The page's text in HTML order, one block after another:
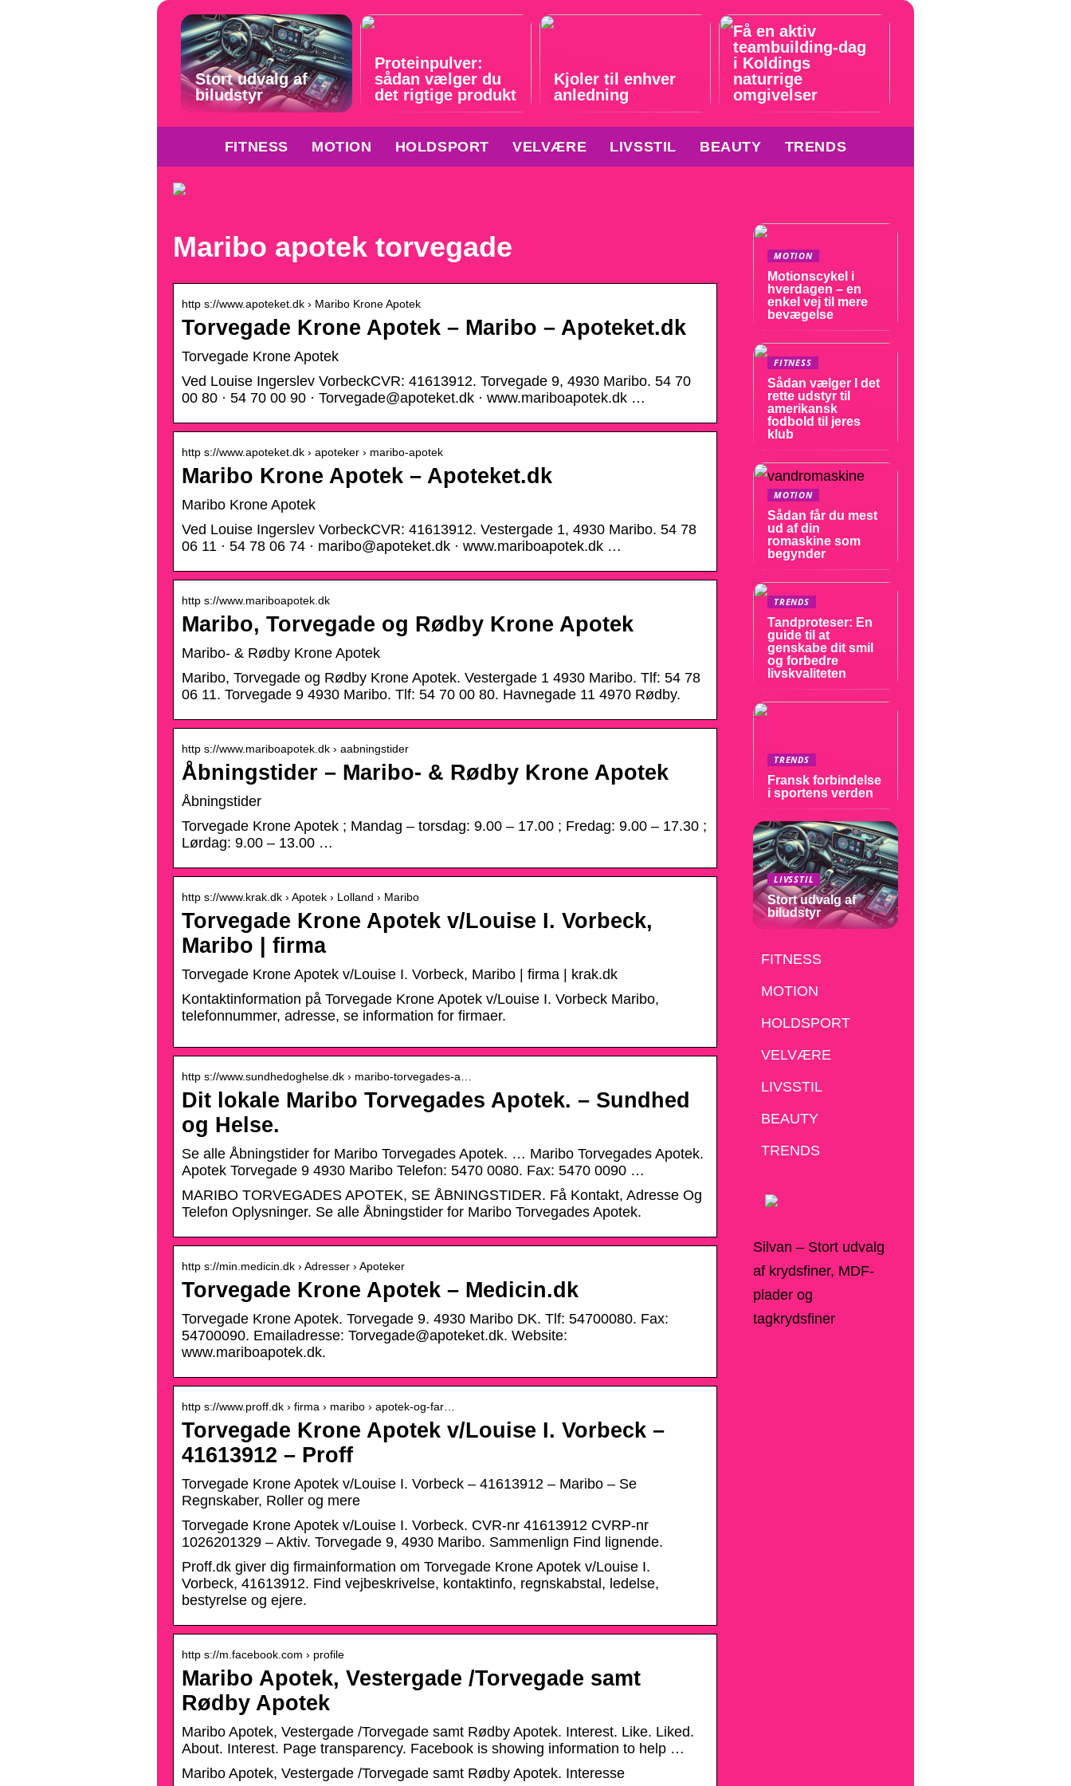
Stort udvalg af
biludstyr
Proteinpulver:
sådan vælger du
det rigtige produkt
Kjoler til enhver
anledning
Få en aktiv
teambuilding-dag
i Koldings
naturrige
omgivelser
FITNESS MOTION HOLDSPORT VELVÆRE LIVSSTIL BEAUTY TRENDS
Maribo apotek torvegade
http s://www.apoteket.dk › Maribo Krone Apotek
Torvegade Krone Apotek – Maribo – Apoteket.dk
Torvegade Krone Apotek
Ved Louise Ingerslev VorbeckCVR: 41613912. Torvegade 9, 4930 Maribo. 54 70
00 80 · 54 70 00 90 · Torvegade@apoteket.dk · www.mariboapotek.dk …
http s://www.apoteket.dk › apoteker › maribo-apotek
Maribo Krone Apotek – Apoteket.dk
Maribo Krone Apotek
Ved Louise Ingerslev VorbeckCVR: 41613912. Vestergade 1, 4930 Maribo. 54 78
06 11 · 54 78 06 74 · maribo@apoteket.dk · www.mariboapotek.dk …
http s://www.mariboapotek.dk
Maribo, Torvegade og Rødby Krone Apotek
Maribo- & Rødby Krone Apotek
Maribo, Torvegade og Rødby Krone Apotek. Vestergade 1 4930 Maribo. Tlf: 54 78
06 11. Torvegade 9 4930 Maribo. Tlf: 54 70 00 80. Havnegade 11 4970 Rødby.
http s://www.mariboapotek.dk › aabningstider
Åbningstider – Maribo- & Rødby Krone Apotek
Åbningstider
Torvegade Krone Apotek ; Mandag – torsdag: 9.00 – 17.00 ; Fredag: 9.00 – 17.30 ;
Lørdag: 9.00 – 13.00 …
http s://www.krak.dk › Apotek › Lolland › Maribo
Torvegade Krone Apotek v/Louise I. Vorbeck,
Maribo | firma
Torvegade Krone Apotek v/Louise I. Vorbeck, Maribo | firma | krak.dk
Kontaktinformation på Torvegade Krone Apotek v/Louise I. Vorbeck Maribo,
telefonnummer, adresse, se information for firmaer.
http s://www.sundhedoghelse.dk › maribo-torvegades-a…
Dit lokale Maribo Torvegades Apotek. – Sundhed
og Helse.
Se alle Åbningstider for Maribo Torvegades Apotek. … Maribo Torvegades Apotek.
Apotek Torvegade 9 4930 Maribo ​Telefon: 5470 0080. Fax: 5470 0090 …
MARIBO TORVEGADES APOTEK, SE ÅBNINGSTIDER. Få Kontakt, Adresse Og
Telefon Oplysninger. Se alle Åbningstider for Maribo Torvegades Apotek.
http s://min.medicin.dk › Adresser › Apoteker
Torvegade Krone Apotek – Medicin.dk
Torvegade Krone Apotek. Torvegade 9. 4930 Maribo DK. Tlf: 54700080. Fax:
54700090. Emailadresse: Torvegade@apoteket.dk. Website:
www.mariboapotek.dk.
http s://www.proff.dk › firma › maribo › apotek-og-far…
Torvegade Krone Apotek v/Louise I. Vorbeck –
41613912 – Proff
Torvegade Krone Apotek v/Louise I. Vorbeck – 41613912 – Maribo – Se
Regnskaber, Roller og mere
Torvegade Krone Apotek v/Louise I. Vorbeck. CVR-nr 41613912 CVRP-nr
1026201329 – Aktiv. Torvegade 9, 4930 Maribo. Sammenlign Find lignende.
Proff.dk giver dig firmainformation om Torvegade Krone Apotek v/Louise I.
Vorbeck, 41613912. Find vejbeskrivelse, kontaktinfo, regnskabstal, ledelse,
bestyrelse og ejere.
http s://m.facebook.com › profile
Maribo Apotek, Vestergade /Torvegade samt
Rødby Apotek
Maribo Apotek, Vestergade /Torvegade samt Rødby Apotek. Interest. Like. Liked.
About. Interest. Page transparency. Facebook is showing information to help …
Maribo Apotek, Vestergade /Torvegade samt Rødby Apotek. Interesse
MOTION
Motionscykel i
hverdagen – en
enkel vej til mere
bevægelse
FITNESS
Sådan vælger I det
rette udstyr til
amerikansk
fodbold til jeres
klub
MOTION
Sådan får du mest
ud af din
romaskine som
begynder
TRENDS
Tandproteser: En
guide til at
genskabe dit smil
og forbedre
livskvaliteten
TRENDS
Fransk forbindelse
i sportens verden
LIVSSTIL
Stort udvalg af
biludstyr
FITNESS
MOTION
HOLDSPORT
VELVÆRE
LIVSSTIL
BEAUTY
TRENDS
Silvan – Stort udvalg
af krydsfiner, MDF-
plader og
tagkrydsfiner